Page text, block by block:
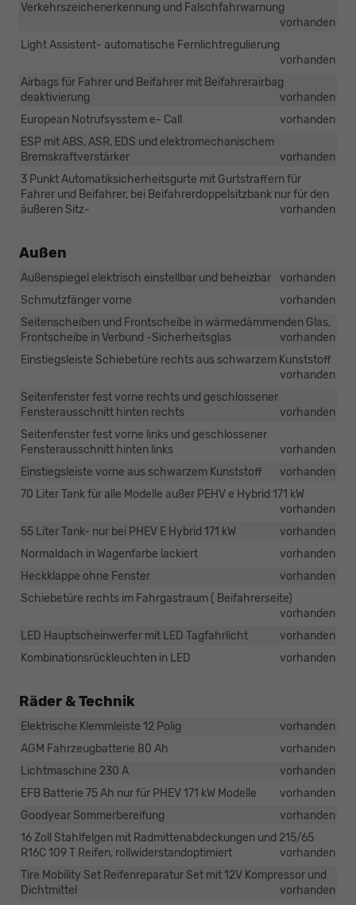
Verkehrszeichenerkennung und Falschfahrwarnung
vorhanden
Light Assistent- automatische Fernlichtregulierung
vorhanden
Airbags für Fahrer und Beifahrer mit Beifahrerairbag
deaktivierung
vorhanden
European Notrufsysstem e- Call
vorhanden
ESP mit ABS, ASR, EDS und elektromechanischem
Bremskraftverstärker
vorhanden
3 Punkt Automatiksicherheitsgurte mit Gurtstraffern für
Fahrer und Beifahrer, bei Beifahrerdoppelsitzbank nur für den
äußeren Sitz-
vorhanden
Außen
Außenspiegel elektrisch einstellbar und beheizbar
vorhanden
Schmutzfänger vorne
vorhanden
Seitenscheiben und Frontscheibe in wärmedämmenden Glas,
Frontscheibe in Verbund -Sicherheitsglas
vorhanden
Einstiegsleiste Schiebetüre rechts aus schwarzem Kunststoff
vorhanden
Seitenfenster fest vorne rechts und geschlossener
Fensterausschnitt hinten rechts
vorhanden
Seitenfenster fest vorne links und geschlossener
Fensterausschnitt hinten links
vorhanden
Einstiegsleiste vorne aus schwarzem Kunststoff
vorhanden
70 Liter Tank für alle Modelle außer PEHV e Hybrid 171 kW
vorhanden
55 Liter Tank- nur bei PHEV E Hybrid 171 kW
vorhanden
Normaldach in Wagenfarbe lackiert
vorhanden
Heckklappe ohne Fenster
vorhanden
Schiebetüre rechts im Fahrgastraum ( Beifahrerseite)
vorhanden
LED Hauptscheinwerfer mit LED Tagfahrlicht
vorhanden
Kombinationsrückleuchten in LED
vorhanden
Räder & Technik
Elektrische Klemmleiste 12 Polig
vorhanden
AGM Fahrzeugbatterie 80 Ah
vorhanden
Lichtmaschine 230 A
vorhanden
EFB Batterie 75 Ah nur für PHEV 171 kW Modelle
vorhanden
Goodyear Sommerbereifung
vorhanden
16 Zoll Stahlfelgen mit Radmittenabdeckungen und 215/65
R16C 109 T Reifen, rollwiderstandoptimiert
vorhanden
Tire Mobility Set Reifenreparatur Set mit 12V Kompressor und
Dichtmittel
vorhanden